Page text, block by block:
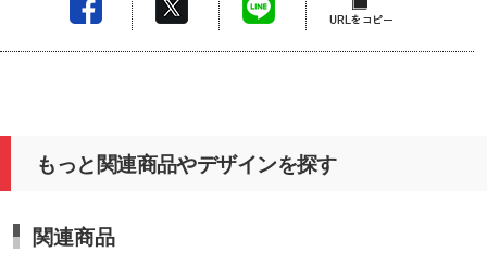
もっと関連商品やデザインを探す
関連商品